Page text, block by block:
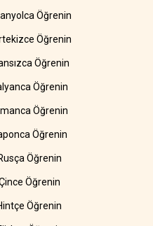
Öğrenin
Öğrenin
Öğrenin
Öğrenin
Öğrenin
Öğrenin
Öğrenin
Öğrenin
Öğrenin